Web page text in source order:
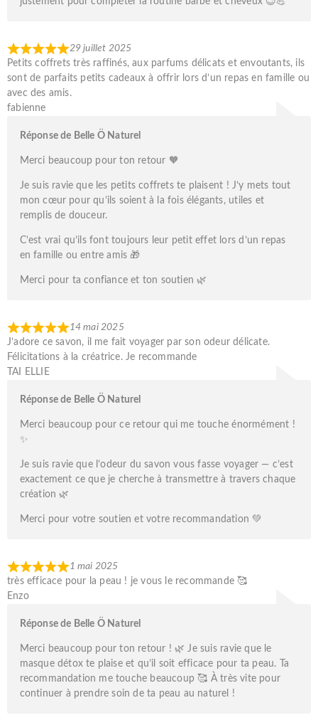
29 juillet 2025
Petits coffrets très raffinés, aux parfums délicats et envoutants, ils
sont de parfaits petits cadeaux à offrir lors d’un repas en famille ou
avec des amis.
fabienne
Réponse de Belle Ö Naturel
Merci beaucoup pour ton retour 🧡
Je suis ravie que les petits coffrets te plaisent ! J’y mets tout
mon cœur pour qu’ils soient à la fois élégants, utiles et
remplis de douceur.
C’est vrai qu’ils font toujours leur petit effet lors d’un repas
en famille ou entre amis 🎁
Merci pour ta confiance et ton soutien 🌿
14 mai 2025
J’adore ce savon, il me fait voyager par son odeur délicate.
Félicitations à la créatrice. Je recommande
TAI ELLIE
Réponse de Belle Ö Naturel
Merci beaucoup pour ce retour qui me touche énormément !
✨
Je suis ravie que l’odeur du savon vous fasse voyager — c’est
exactement ce que je cherche à transmettre à travers chaque
création 🌿
Merci pour votre soutien et votre recommandation 💚
1 mai 2025
très efficace pour la peau ! je vous le recommande 🥰
Enzo
Réponse de Belle Ö Naturel
Merci beaucoup pour ton retour ! 🌿 Je suis ravie que le
masque détox te plaise et qu’il soit efficace pour ta peau. Ta
recommandation me touche beaucoup 🥰 À très vite pour
continuer à prendre soin de ta peau au naturel !